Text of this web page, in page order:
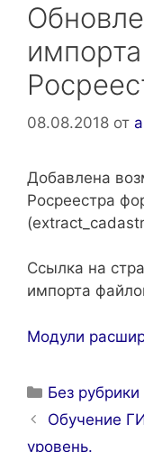
08.08.2018 от
Добавлена
Росреестра
Ссылка на
импорта
Модули
Рубрики
Без рубрики
Навигация
Обучение
уровень.